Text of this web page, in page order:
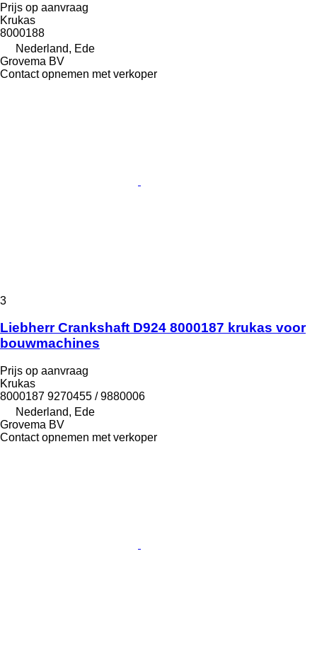
Prijs op aanvraag
Krukas
8000188
Nederland, Ede
Grovema BV
Contact opnemen met verkoper
3
Liebherr Crankshaft D924 8000187 krukas voor
bouwmachines
Prijs op aanvraag
Krukas
8000187 9270455 / 9880006
Nederland, Ede
Grovema BV
Contact opnemen met verkoper